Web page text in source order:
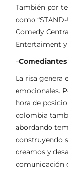
También por
como
Comedy
Entertaiment
–Comediantes
La risa genera
emocionales.
hora de
colombia
abordando
construyendo
creamos y
comunicación